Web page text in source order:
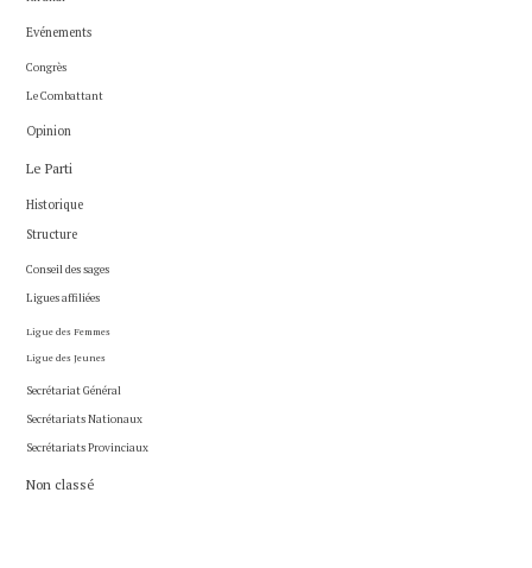
Evénements
Congrès
Le Combattant
Opinion
Le Parti
Historique
Structure
Conseil des sages
Ligues affiliées
Ligue des Femmes
Ligue des Jeunes
Secrétariat Général
Secrétariats Nationaux
Secrétariats Provinciaux
Non classé